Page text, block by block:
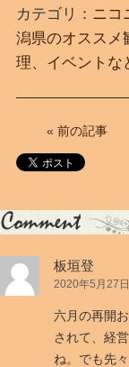
カテゴリ： ニコ
潟県のオススメ
理、イベントな
« 前の記事
板垣登
2020年5月27
六月の再開
されて、経
ね。でも先